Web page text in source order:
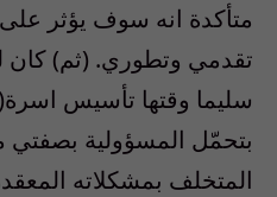
متأكدة انه سوف يؤثر
تقدمي وتطوري. (ثم) كان
سليما وقتها تأسيس
بتحمّل المسؤولية بصفتي
المتخلف بمشكلاته